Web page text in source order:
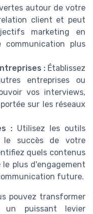
autour de votre
client et peut
marketing en
plus
:Établissez
entreprises ou
vos interviews,
sur les réseaux
: Utilisez les outils
le succès de votre
quels contenus
plus d'engagement
future.
pouvez transformer
un puissant levier